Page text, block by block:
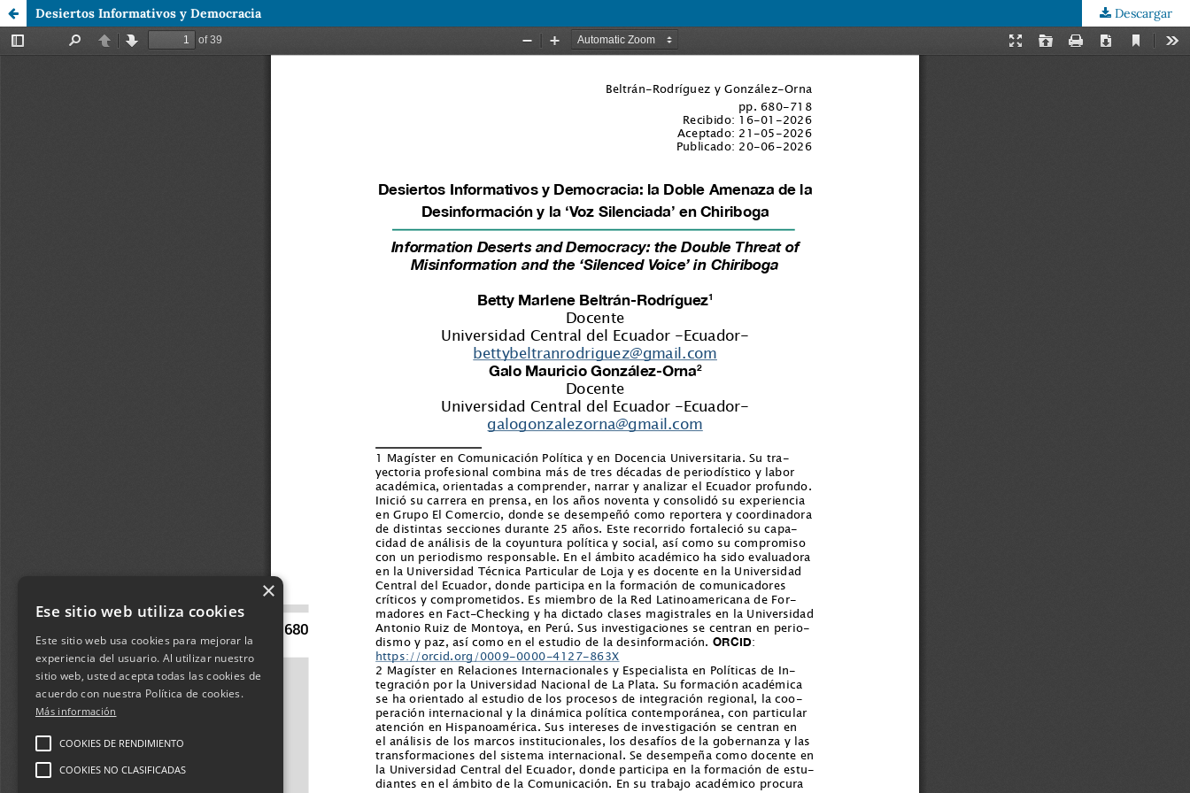
Desiertos Informativos y Democracia Descargar
×
Ese sitio web utiliza cookies
Este sitio web usa cookies para mejorar la
experiencia del usuario. Al utilizar nuestro
sitio web, usted acepta todas las cookies de
acuerdo con nuestra Política de cookies.
Más información
COOKIES DE RENDIMIENTO
COOKIES NO CLASIFICADAS